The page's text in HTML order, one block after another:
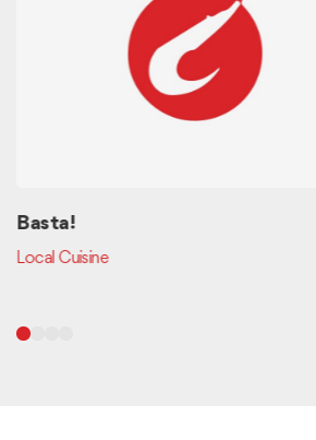
Basta!
Local Cuisine